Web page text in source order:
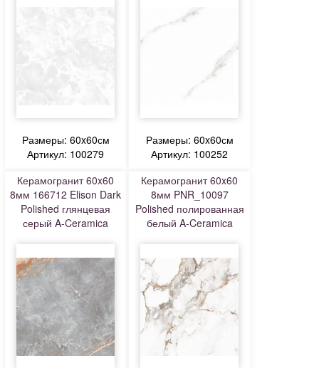
Размеры: 60x60см
Артикул: 100279
Размеры: 60x60см
Артикул: 100252
Керамогранит 60x60
8мм 166712 Elison Dark
Polished глянцевая
серый A-Ceramica
Керамогранит 60x60
8мм PNR_10097
Polished полированная
белый A-Ceramica